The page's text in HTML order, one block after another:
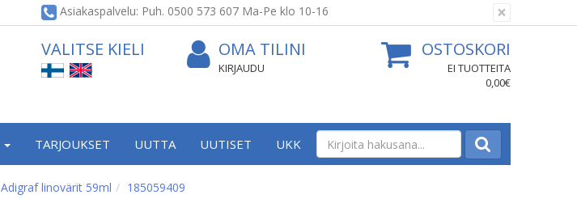
×
Asiakaspalvelu: Puh. 0500 573 607 Ma-Pe klo 10-16
VALITSE KIELI OMA TILINI
KIRJAUDU
OSTOSKORI
EI TUOTTEITA
0,00€
TARJOUKSET UUTTA UUTISET UKK
Adigraf linovärit 59ml
185059409